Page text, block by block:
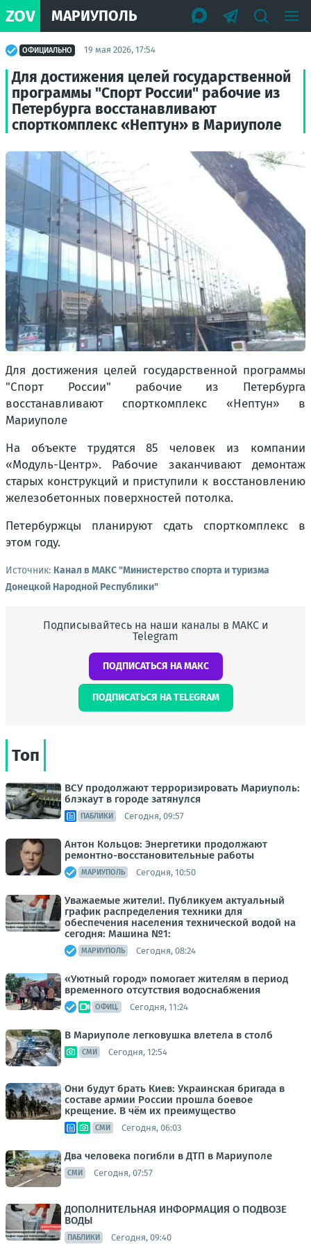
ZOV МАРИУПОЛЬ
ОФИЦИАЛЬНО 19 мая 2026, 17:54
Для достижения целей государственной
программы "Спорт России" рабочие из
Петербурга восстанавливают
спорткомплекс «Нептун» в Мариуполе
Для достижения целей государственной программы
"Спорт России" рабочие из Петербурга
восстанавливают спорткомплекс «Нептун» в
Мариуполе
На объекте трудятся 85 человек из компании
«Модуль-Центр». Рабочие заканчивают демонтаж
старых конструкций и приступили к восстановлению
железобетонных поверхностей потолка.
Петербуржцы планируют сдать спорткомплекс в
этом году.
Источник: Канал в МАКС "Министерство спорта и туризма
Донецкой Народной Республики"
Подписывайтесь на наши каналы в МАКС и
Telegram
ПОДПИСАТЬСЯ НА МАКС
ПОДПИСАТЬСЯ НА TELEGRAM
Топ
ВСУ продолжают терроризировать Мариуполь:
блэкаут в городе затянулся
ПАБЛИКИ Сегодня, 09:57
Антон Кольцов: Энергетики продолжают
ремонтно-восстановительные работы
МАРИУПОЛЬ Сегодня, 10:50
Уважаемые жители!. Публикуем актуальный
график распределения техники для
обеспечения населения технической водой на
сегодня: Машина №1:
МАРИУПОЛЬ Сегодня, 08:24
«Уютный город» помогает жителям в период
временного отсутствия водоснабжения
ОФИЦ. Сегодня, 11:24
В Мариуполе легковушка влетела в столб
СМИ Сегодня, 12:54
Они будут брать Киев: Украинская бригада в
составе армии России прошла боевое
крещение. В чём их преимущество
СМИ Сегодня, 06:03
Два человека погибли в ДТП в Мариуполе
СМИ Сегодня, 07:57
ДОПОЛНИТЕЛЬНАЯ ИНФОРМАЦИЯ О ПОДВОЗЕ
ВОДЫ
ПАБЛИКИ Сегодня, 09:40